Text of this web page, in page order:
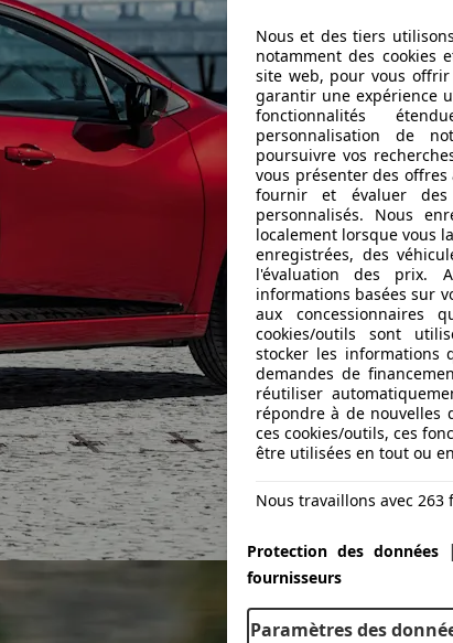
Nous et des tiers
notamment des cookies
site web, pour vous
garantir une expérience
fonctionnalités
personnalisation de
poursuivre vos
vous présenter des
fournir et évaluer
personnalisés. Nous
localement lorsque vous
enregistrées, des
l'évaluation des prix.
informations basées sur
aux concessionnaires
cookies/outils sont
stocker les informations
demandes de
réutiliser
répondre à de nouvelles
ces cookies/outils, ces
être utilisées en tout ou
Nous travaillons avec 263
Protection des données
fournisseurs
Paramètres des